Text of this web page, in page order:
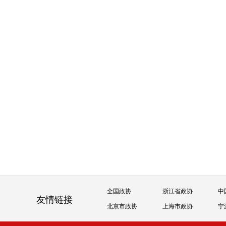
友情链接
全国政协 浙江省政协 中
北京市政协 上海市政协 宁